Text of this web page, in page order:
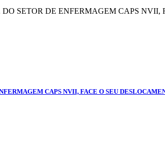
SETOR DE ENFERMAGEM CAPS NVII,
CAPS NVII, FACE O SEU